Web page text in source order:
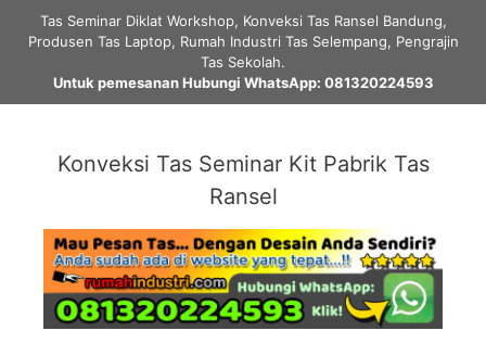
Tas Seminar Diklat Workshop, Konveksi Tas Ransel Bandung,
Produsen Tas Laptop, Rumah Industri Tas Selempang, Pengrajin
Tas Sekolah.
Untuk pemesanan Hubungi WhatsApp: 081320224593
Konveksi Tas Seminar Kit Pabrik Tas
Ransel